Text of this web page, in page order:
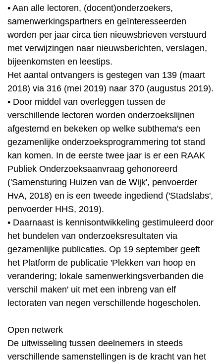
• Aan alle lectoren, (docent)onderzoekers,
samenwerkingspartners en geïnteresseerden
worden per jaar circa tien nieuwsbrieven verstuurd
met verwijzingen naar nieuwsberichten, verslagen,
bijeenkomsten en leestips.
Het aantal ontvangers is gestegen van 139 (maart
2018) via 316 (mei 2019) naar 370 (augustus 2019).
• Door middel van overleggen tussen de
verschillende lectoren worden onderzoekslijnen
afgestemd en bekeken op welke subthema's een
gezamenlijke onderzoeksprogrammering tot stand
kan komen. In de eerste twee jaar is er een RAAK
Publiek Onderzoeksaanvraag gehonoreerd
('Samensturing Huizen van de Wijk', penvoerder
HvA, 2018) en is een tweede ingediend ('Stadslabs',
penvoerder HHS, 2019).
• Daarnaast is kennisontwikkeling gestimuleerd door
het bundelen van onderzoeksresultaten via
gezamenlijke publicaties. Op 19 september geeft
het Platform de publicatie 'Plekken van hoop en
verandering; lokale samenwerkingsverbanden die
verschil maken' uit met een inbreng van elf
lectoraten van negen verschillende hogescholen.
Open netwerk
De uitwisseling tussen deelnemers in steeds
verschillende samenstellingen is de kracht van het